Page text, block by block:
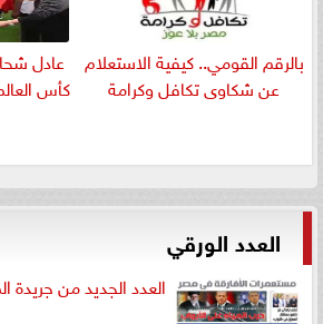
بالرقم القومي.. كيفية الاستعلام
عن شكاوى تكافل وكرامة
عادل
كأس
العدد الورقي
العدد الجديد من جريدة